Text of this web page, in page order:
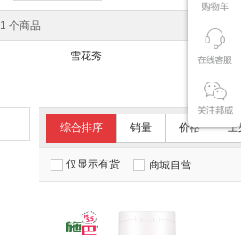
1 个商品
雪花秀 舒适达/
综合排序 销量 价格 上
仅显示有货 商城自营